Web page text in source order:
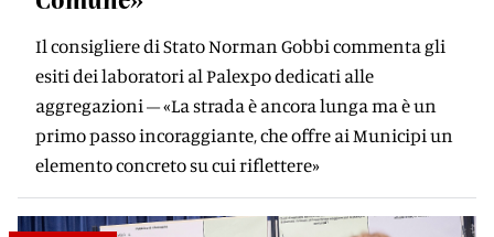
Il consigliere di Stato Norman Gobbi commenta gli
esiti dei laboratori al Palexpo dedicati alle
aggregazioni – «La strada è ancora lunga ma è un
primo passo incoraggiante, che offre ai Municipi un
elemento concreto su cui riflettere»